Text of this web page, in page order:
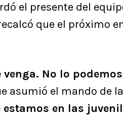
el presente del
que el próximo
No lo
asumió el mando de
estamos en las